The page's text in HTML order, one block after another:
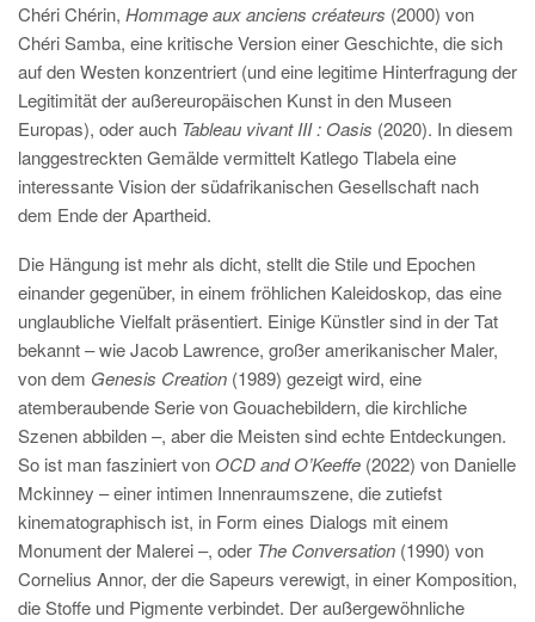
Chéri Chérin, Hommage aux anciens créateurs (2000) von
Chéri Samba, eine kritische Version einer Geschichte, die sich
auf den Westen konzentriert (und eine legitime Hinterfragung der
Legitimität der außereuropäischen Kunst in den Museen
Europas), oder auch Tableau vivant III : Oasis (2020). In diesem
langgestreckten Gemälde vermittelt Katlego Tlabela eine
interessante Vision der südafrikanischen Gesellschaft nach
dem Ende der Apartheid.
Die Hängung ist mehr als dicht, stellt die Stile und Epochen
einander gegenüber, in einem fröhlichen Kaleidoskop, das eine
unglaubliche Vielfalt präsentiert. Einige Künstler sind in der Tat
bekannt – wie Jacob Lawrence, großer amerikanischer Maler,
von dem Genesis Creation (1989) gezeigt wird, eine
atemberaubende Serie von Gouachebildern, die kirchliche
Szenen abbilden –, aber die Meisten sind echte Entdeckungen.
So ist man fasziniert von OCD and O’Keeffe (2022) von Danielle
Mckinney – einer intimen Innenraumszene, die zutiefst
kinematographisch ist, in Form eines Dialogs mit einem
Monument der Malerei –, oder The Conversation (1990) von
Cornelius Annor, der die Sapeurs verewigt, in einer Komposition,
die Stoffe und Pigmente verbindet. Der außergewöhnliche